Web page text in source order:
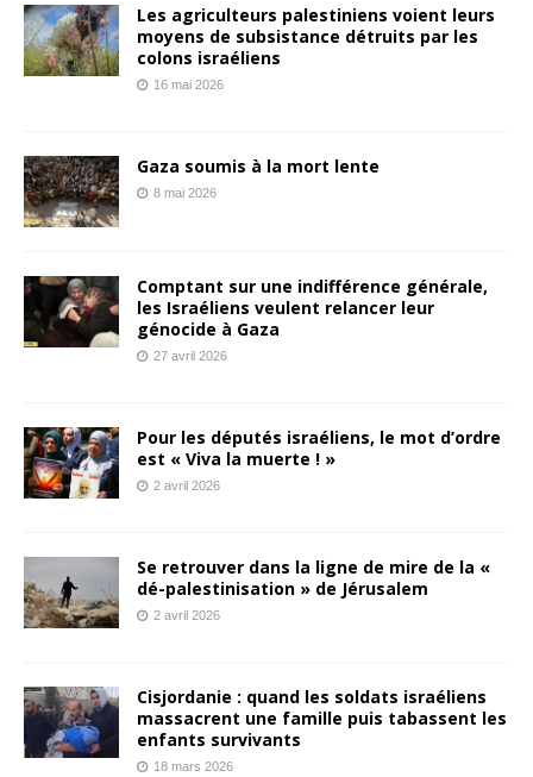
Les agriculteurs palestiniens voient leurs
moyens de subsistance détruits par les
colons israéliens
16 mai 2026
Gaza soumis à la mort lente
8 mai 2026
Comptant sur une indifférence générale,
les Israéliens veulent relancer leur
génocide à Gaza
27 avril 2026
Pour les députés israéliens, le mot d’ordre
est « Viva la muerte ! »
2 avril 2026
Se retrouver dans la ligne de mire de la «
dé-palestinisation » de Jérusalem
2 avril 2026
Cisjordanie : quand les soldats israéliens
massacrent une famille puis tabassent les
enfants survivants
18 mars 2026